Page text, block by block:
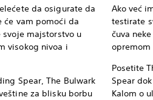
da osigurate da
će vam pomoći da
majstorstvo u
visokog nivoa i
Spear, The Bulwark
za blisku borbu
Ako već
testirate
čuva
opremom
Posetite
Spear
Kalom o